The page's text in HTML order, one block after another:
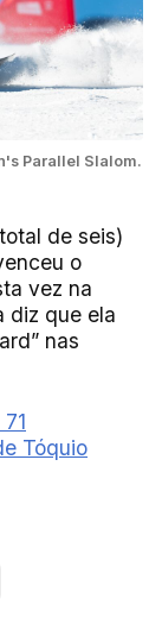
Parallel Slalom.
de seis)
o
vez na
diz que ela
nas
Tóquio